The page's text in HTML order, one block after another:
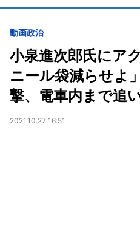
動画政治
小泉進次郎氏にア
ニール袋減らせよ
撃、電車内まで追
2021.10.27 16:51